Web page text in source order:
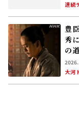
連続
豊
秀
の
大河